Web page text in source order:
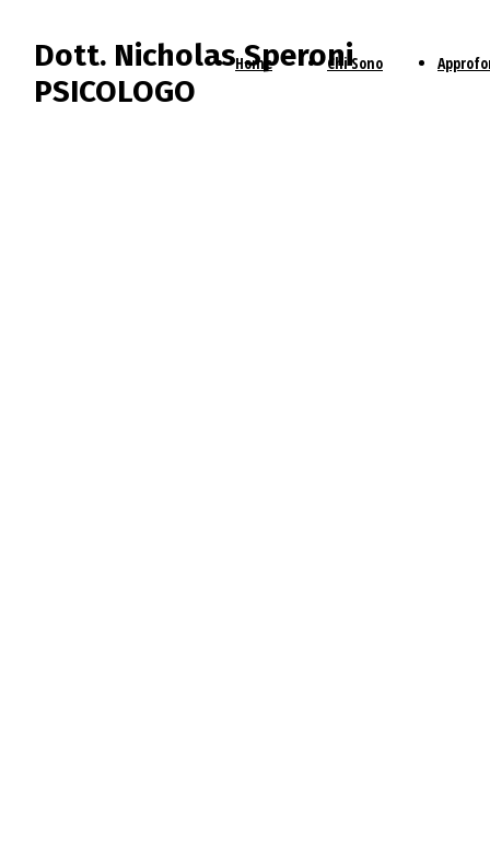
Home Chi Sono
Dott. Nicholas Speroni
PSICOLOGO